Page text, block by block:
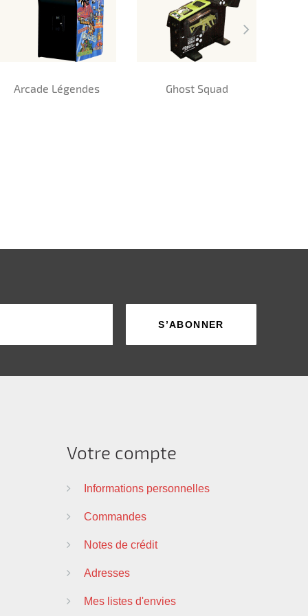
Arcade Légendes Ghost Squad
Votre compte
Informations personnelles
Commandes
Notes de crédit
Adresses
Mes listes d'envies